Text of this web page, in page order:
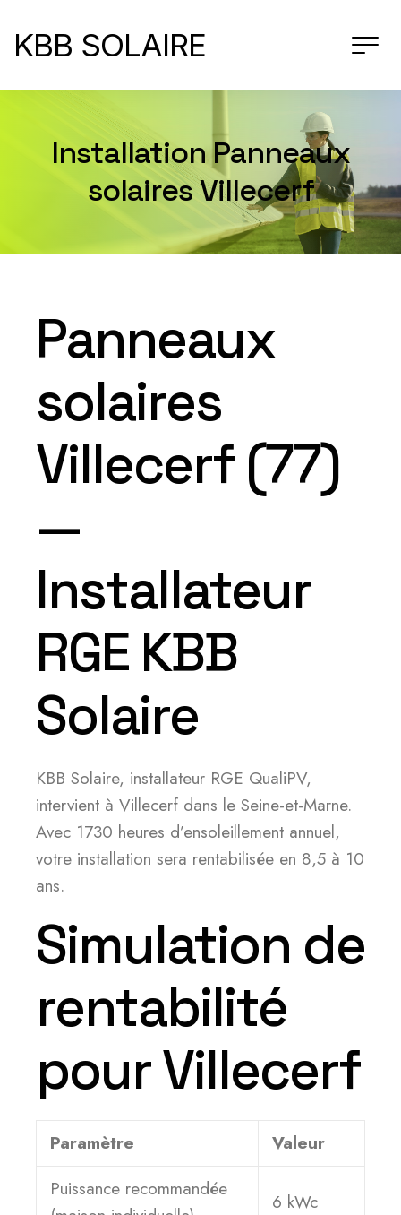
KBB SOLAIRE
Installation Panneaux
solaires Villecerf
Panneaux
solaires
Villecerf (77)
—
Installateur
RGE KBB
Solaire
KBB Solaire, installateur RGE QualiPV,
intervient à Villecerf dans le Seine-et-Marne.
Avec 1730 heures d’ensoleillement annuel,
votre installation sera rentabilisée en 8,5 à 10
ans.
Simulation de
rentabilité
pour Villecerf
Paramètre
Valeur
Puissance recommandée
6 kWc